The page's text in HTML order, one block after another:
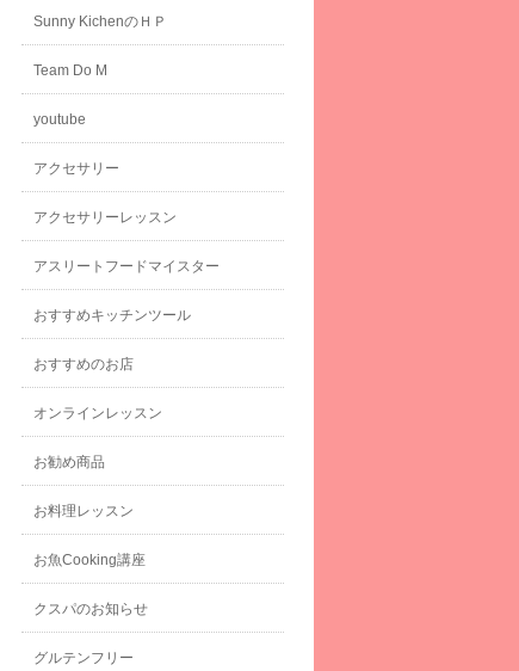
Sunny KichenのＨＰ
Team Do M
youtube
アクセサリー
アクセサリーレッスン
アスリートフードマイスター
おすすめキッチンツール
おすすめのお店
オンラインレッスン
お勧め商品
お料理レッスン
お魚Cooking講座
クスパのお知らせ
グルテンフリー